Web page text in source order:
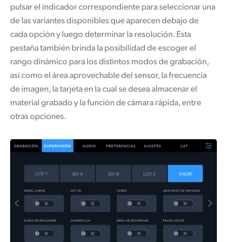
pulsar el indicador correspondiente para seleccionar una
de las variantes disponibles que aparecen debajo de
cada opción y luego determinar la resolución. Esta
pestaña también brinda la posibilidad de escoger el
rango dinámico para los distintos modos de grabación,
así como el área aprovechable del sensor, la frecuencia
de imagen, la tarjeta en la cual se desea almacenar el
material grabado y la función de cámara rápida, entre
otras opciones.